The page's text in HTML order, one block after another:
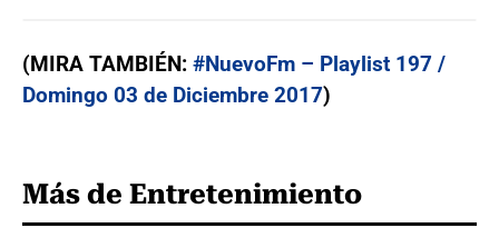
(MIRA TAMBIÉN: #NuevoFm – Playlist 197 /
Domingo 03 de Diciembre 2017)
Más de Entretenimiento